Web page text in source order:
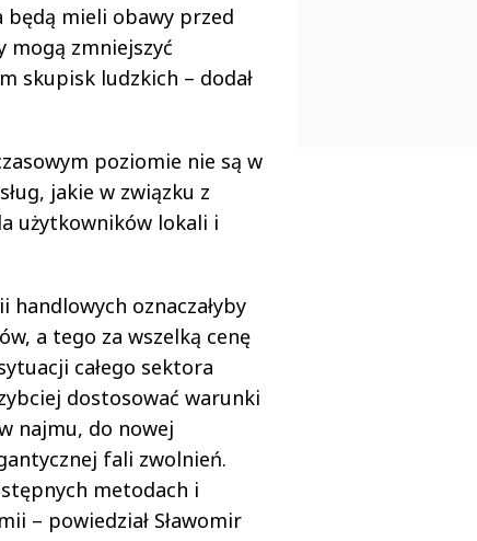
mieli obawy przed
mogą zmniejszyć
skupisk ludzkich – dodał
poziomie nie są w
jakie w związku z
użytkowników lokali i
oznaczałyby
a tego za wszelką cenę
całego sektora
dostosować warunki
najmu, do nowej
fali zwolnień.
metodach i
– powiedział Sławomir